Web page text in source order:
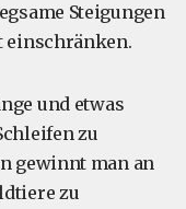
Steigungen
einschränken.
und etwas
zu
gewinnt man an
zu